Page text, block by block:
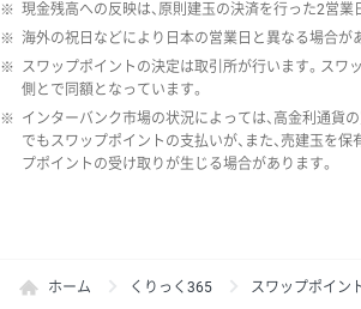
※ 現金残高への反映は、原則建玉の決済を行った2営業
※ 海外の祝日などにより日本の営業日と異なる場合が
※ スワップポイントの決定は取引所が行います。スワ
側とで同額となっています。
※ インターバンク市場の状況によっては、高金利通貨
でもスワップポイントの支払いが、また、売建玉を
プポイントの受け取りが生じる場合があります。
ホーム くりっく365 スワップポイン